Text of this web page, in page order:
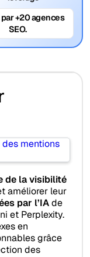
+20 agences
SEO.
de la visibilité
améliorer leur
par l’IAde
et Perplexity.
en
grâce
des